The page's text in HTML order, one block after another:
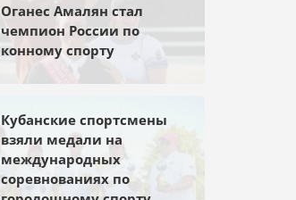
Оганес Амалян стал
чемпион России по
конному спорту
Кубанские спортсмены
взяли медали на
международных
соревнованиях по